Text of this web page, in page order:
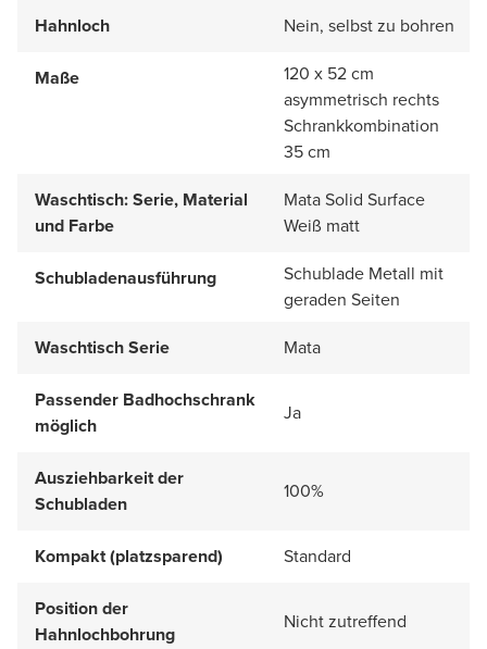
Hahnloch Nein, selbst zu bohren
Maße
120 x 52 cm
asymmetrisch rechts
Schrankkombination
35 cm
Waschtisch: Serie, Material
und Farbe
Mata Solid Surface
Weiß matt
Schubladenausführung
Schublade Metall mit
geraden Seiten
Waschtisch Serie
Mata
Passender Badhochschrank
möglich
Ja
Ausziehbarkeit der
Schubladen
100%
Kompakt (platzsparend) Standard
Position der
Hahnlochbohrung
Nicht zutreffend